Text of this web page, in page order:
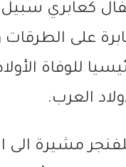
كعابري
على الطرقات
للوفاة
العرب.
مشيرة الى ان